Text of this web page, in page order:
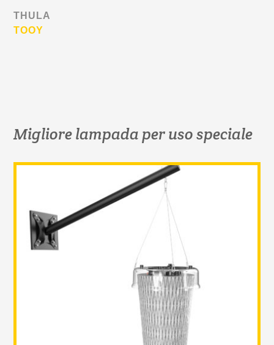
THULA
TOOY
Migliore lampada per uso speciale